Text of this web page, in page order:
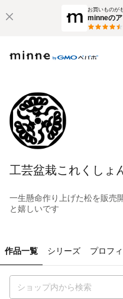
お買いものが
minneのア
工芸盆栽これくしょ
一生懸命作り上げた松を販売
と嬉しいです
作品一覧 シリーズ プロフ